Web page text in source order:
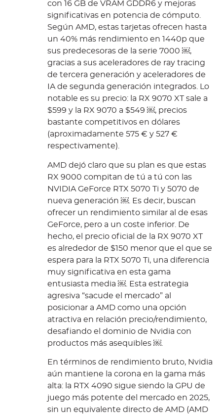
con 16 GB de VRAM GDDR6 y mejoras
significativas en potencia de cómputo.
Según AMD, estas tarjetas ofrecen hasta
un 40% más rendimiento en 1440p que
sus predecesoras de la serie 7000 ￼,
gracias a sus aceleradores de ray tracing
de tercera generación y aceleradores de
IA de segunda generación integrados. Lo
notable es su precio: la RX 9070 XT sale a
$599 y la RX 9070 a $549 ￼, precios
bastante competitivos en dólares
(aproximadamente 575 € y 527 €
respectivamente).
AMD dejó claro que su plan es que estas
RX 9000 compitan de tú a tú con las
NVIDIA GeForce RTX 5070 Ti y 5070 de
nueva generación ￼. Es decir, buscan
ofrecer un rendimiento similar al de esas
GeForce, pero a un coste inferior. De
hecho, el precio oficial de la RX 9070 XT
es alrededor de $150 menor que el que se
espera para la RTX 5070 Ti, una diferencia
muy significativa en esta gama
entusiasta media ￼. Esta estrategia
agresiva “sacude el mercado” al
posicionar a AMD como una opción
atractiva en relación precio/rendimiento,
desafiando el dominio de Nvidia con
productos más asequibles ￼.
En términos de rendimiento bruto, Nvidia
aún mantiene la corona en la gama más
alta: la RTX 4090 sigue siendo la GPU de
juego más potente del mercado en 2025,
sin un equivalente directo de AMD (AMD